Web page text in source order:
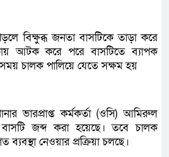
বিক্ষুব্ধ জনতা বাসটিকে তাড়া করে
আটক করে পরে বাসটিতে ব্যাপক
চালক পালিয়ে যেতে সক্ষম হয়
ভারপ্রাপ্ত কর্মকর্তা (ওসি) আমিরুল
জব্দ করা হয়েছে। তবে চালক
নেওয়ার প্রক্রিয়া চলছে।